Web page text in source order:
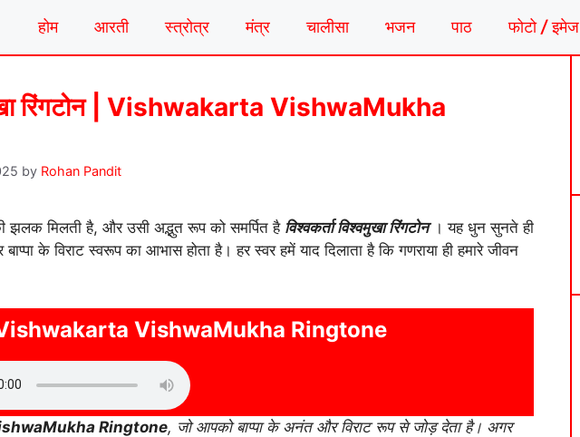
होम आरती स्त्रोत्र मंत्र चालीसा भजन पाठ फोटो / इमेज
रिंगटोन | Vishwakarta VishwaMukha
by Rohan Pandit
झलक मिलती है, और उसी अद्भुत रूप को समर्पित है विश्वकर्ता विश्वमुखा रिंगटोन। यह धुन सुनते ही
के विराट स्वरूप का आभास होता है। हर स्वर हमें याद दिलाता है कि गणराया ही हमारे जीवन
VishwaMukha Ringtone
Ringtone, जो आपको बाप्पा के अनंत और विराट रूप से जोड़ देता है। अगर